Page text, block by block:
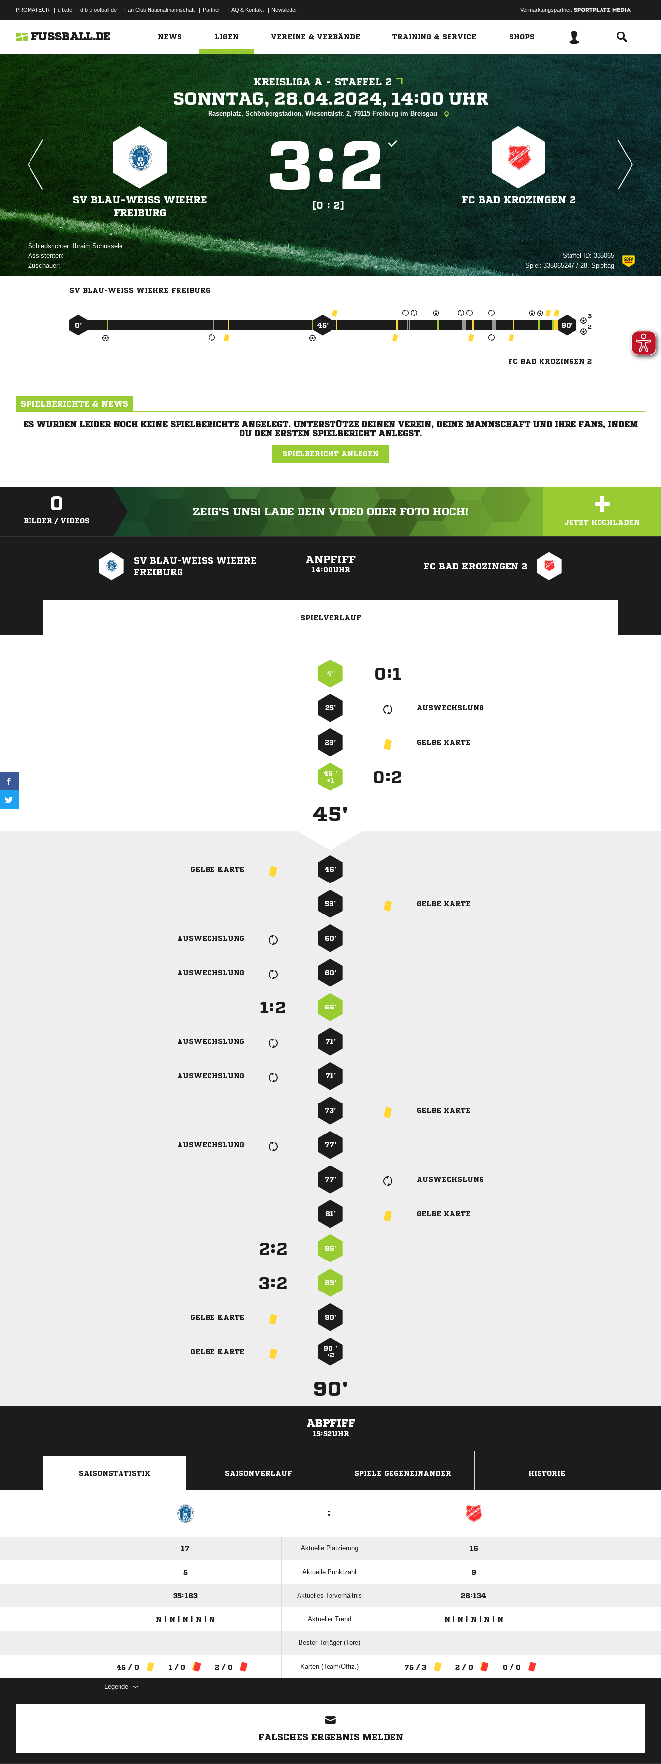
PROMATEUR | dfb.de | dfb-efootball.de | Fan Club Nationalmannschaft | Partner | FAQ & Kontakt | Newsletter Vermarktungspartner:
FUSSBALL.DE NEWS LIGEN VEREINE & VERBÄNDE TRAINING & SERVICE SHOPS
KREISLIGA A - STAFFEL 2
   
Rasenplatz, Schönbergstadion, Wiesentalstr. 2, 79115 Freiburg im Breisgau
SV BLAU-WEISS WIEHRE
FREIBURG
:
[0 : 2]
FC BAD KROZINGEN 2
Schiedsrichter: 
Assistenten:
Zuschauer:
Staffel-ID:335065
Spiel:335065247 / 28. Spieltag
SV BLAU-WEISS WIEHRE FREIBURG


0’ 45’ 90’
FC BAD KROZINGEN 2
SPIELBERICHTE & NEWS
ES WURDEN LEIDER NOCH KEINE SPIELBERICHTE ANGELEGT. UNTERSTÜTZE DEINEN VEREIN, DEINE MANNSCHAFT UND IHRE FANS, INDEM
DU DEN ERSTEN SPIELBERICHT ANLEGST.
SPIELBERICHT ANLEGEN
0
BILDER / VIDEOS
ZEIG'S UNS! LADE DEIN VIDEO ODER FOTO HOCH! +
JETZT HOCHLADEN
SV BLAU-WEISS WIEHRE
FREIBURG
ANPFIFF
14:00UHR FC BAD KROZINGEN 2
SPIELVERLAUF
4’ :
25’ AUSWECHSLUNG
28’ GELBE KARTE
45 ’
+1
:
45'
GELBE KARTE 46’
58’ GELBE KARTE
AUSWECHSLUNG 60’
AUSWECHSLUNG 60’
: 66’
AUSWECHSLUNG 71’
AUSWECHSLUNG 71’
73’ GELBE KARTE
AUSWECHSLUNG 77’
77’ AUSWECHSLUNG
81’ GELBE KARTE
: 86’
: 89’
GELBE KARTE 90’
GELBE KARTE
90 ’
+2
90'
ABPFIFF
15:52UHR
SAISONSTATISTIK SAISONVERLAUF SPIELE GEGENEINANDER HISTORIE
:
17 Aktuelle Platzierung 16
5 Aktuelle Punktzahl 9
35:163 Aktuelles Torverhältnis 28:134
N | N | N | N | N Aktueller Trend N | N | N | N | N
Bester Torjäger (Tore)
45 / 0 1 / 0 2 / 0 Karten (Team/Offiz.) 75 / 3 2 / 0 0 / 0
Legende
FALSCHES ERGEBNIS MELDEN